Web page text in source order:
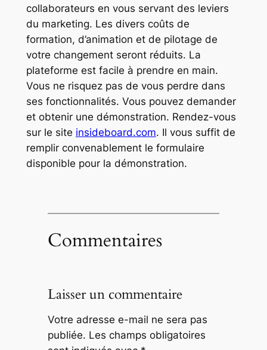
collaborateurs en vous servant des leviers
du marketing. Les divers coûts de
formation, d’animation et de pilotage de
votre changement seront réduits. La
plateforme est facile à prendre en main.
Vous ne risquez pas de vous perdre dans
ses fonctionnalités. Vous pouvez demander
et obtenir une démonstration. Rendez-vous
sur le site insideboard.com. Il vous suffit de
remplir convenablement le formulaire
disponible pour la démonstration.
Commentaires
Laisser un commentaire
Votre adresse e-mail ne sera pas
publiée. Les champs obligatoires